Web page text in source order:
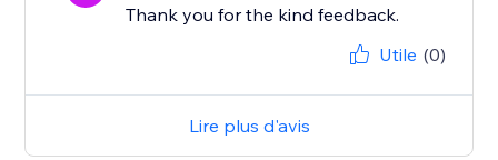
Thank you for the kind feedback.
Utile (0)
Lire plus d'avis